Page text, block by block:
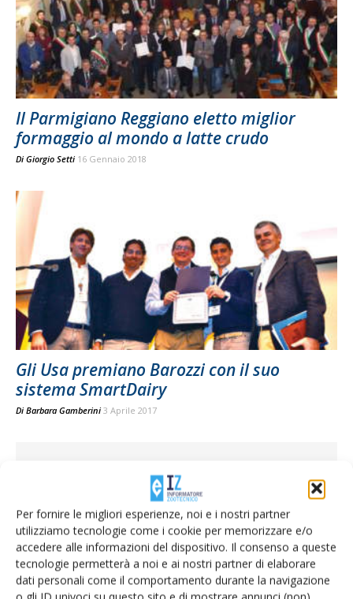
Per fornire le migliori esperienze, noi e i nostri partner
utilizziamo tecnologie come i cookie per memorizzare e/o
accedere alle informazioni del dispositivo. Il consenso a queste
tecnologie permetterà a noi e ai nostri partner di elaborare
dati personali come il comportamento durante la navigazione
Il Parmigiano Reggiano eletto miglior
formaggio al mondo a latte crudo
Di Giorgio Setti 16 Gennaio 2018
Gli Usa premiano Barozzi con il suo
sistema SmartDairy
Di Barbara Gamberini 3 Aprile 2017